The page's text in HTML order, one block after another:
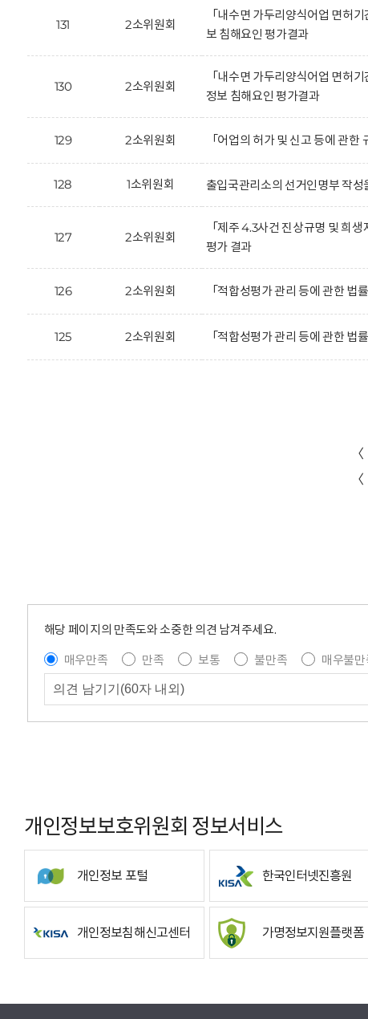
131 2소위원회
「내수면 가두리양식어업 면허
보 침해요인 평가결과
130 2소위원회
「내수면 가두리양식어업 면허
정보 침해요인 평가결과
129 2소위원회 「어업의 허가 및 신고 등에 관
128 1소위원회 출입국관리소의 선거인명부 작성
127 2소위원회
「제주 4.3사건 진상규명 및 희
평가 결과
126 2소위원회 「적합성평가 관리 등에 관한
125 2소위원회 「적합성평가 관리 등에 관한
〈
〈
해당 페이지의 만족도와 소중한 의견 남겨주세요.
매우만족
만족 보통 불만족
매우불만
개인정보보호위원회 정보서비스
개인정보 포털 한국인터넷진흥원
개인정보침해신고센터 가명정보지원플랫폼